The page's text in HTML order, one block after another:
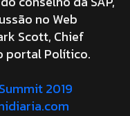
no Web
Scott, Chief
portal Político.
2019